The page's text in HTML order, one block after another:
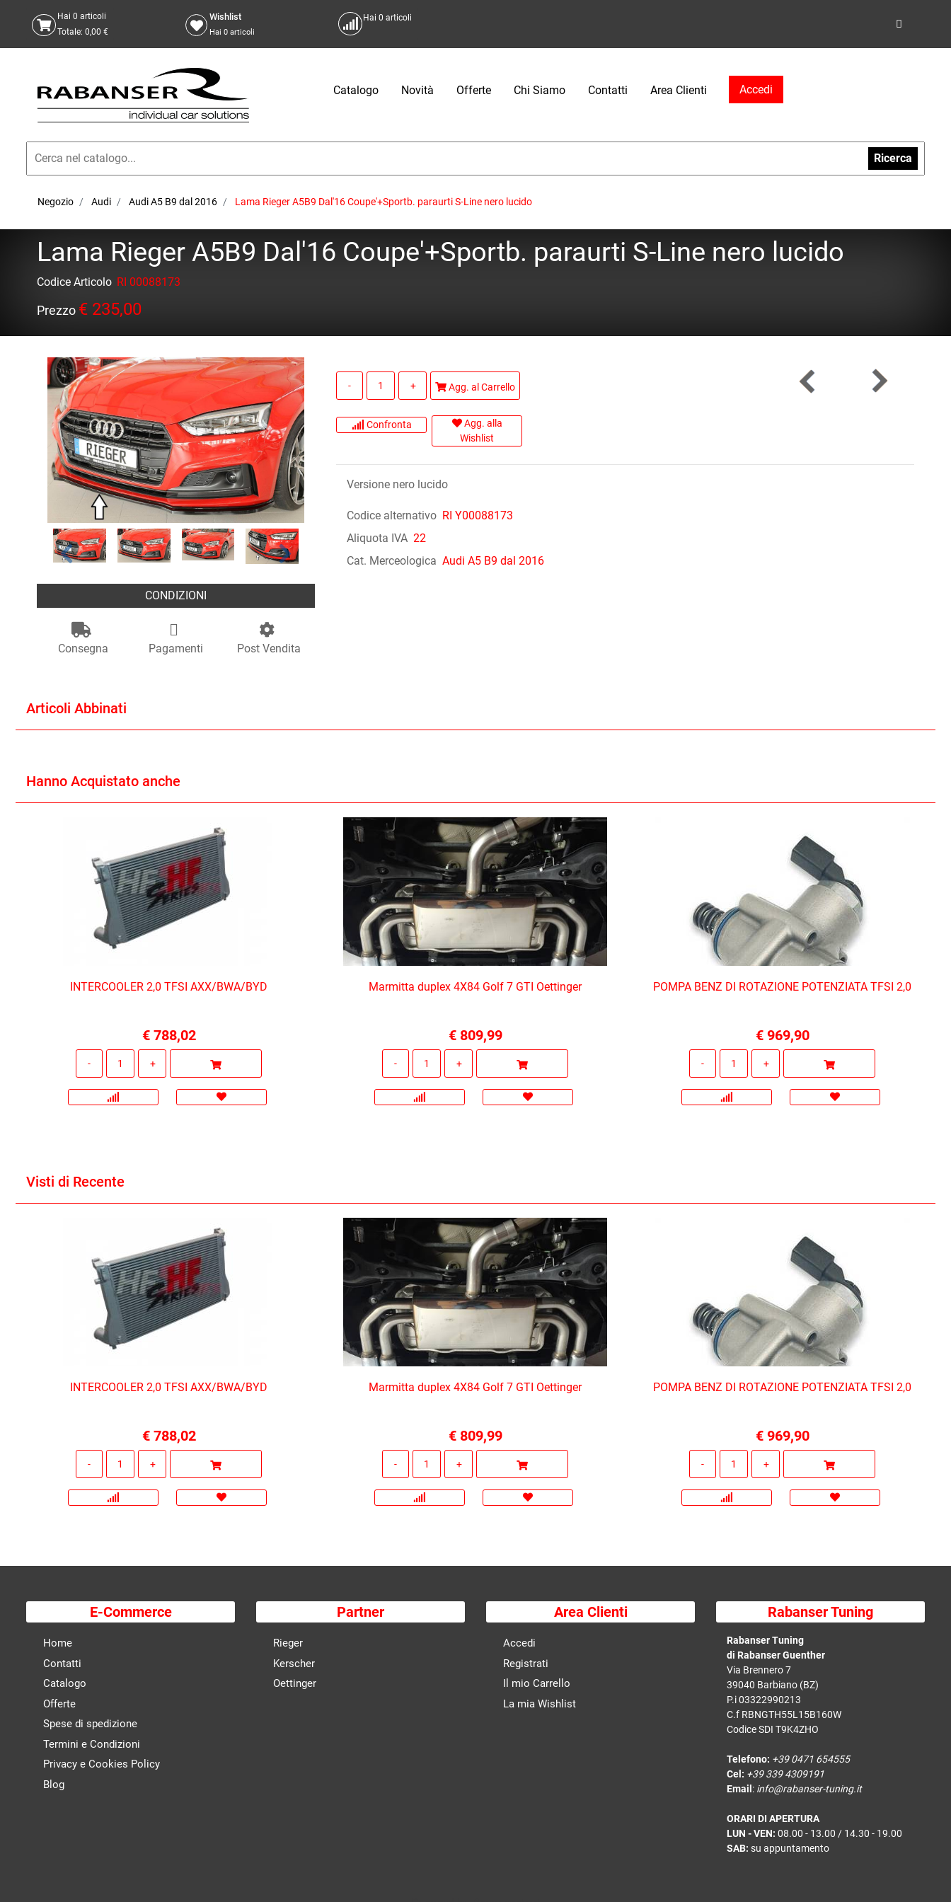
Hai 0 articoli
Totale: 0,00 €
Wishlist
Hai 0 articoli
Hai0 articoli
Catalogo Novità Offerte Chi Siamo Contatti Area Clienti Accedi
Ricerca
Negozio Audi Audi A5 B9 dal 2016 Lama Rieger A5B9 Dal'16 Coupe'+Sportb. paraurti S-Line nero lucido
Lama Rieger A5B9 Dal'16 Coupe'+Sportb. paraurti S-Line nero lucido
Codice Articolo RI 00088173
Prezzo € 235,00
CONDIZIONI
Consegna Pagamenti Post Vendita
Quantità
Agg. al Carrello
Confronta
Agg. alla
Wishlist
Versione nero lucido
Codice alternativo RI Y00088173
Aliquota IVA 22
Cat. Merceologica Audi A5 B9 dal 2016
Articoli Abbinati
Hanno Acquistato anche
INTERCOOLER 2,0 TFSI AXX/BWA/BYD
€ 788,02
Marmitta duplex 4X84 Golf 7 GTI Oettinger
€ 809,99
POMPA BENZ DI ROTAZIONE POTENZIATA TFSI 2,0
€ 969,90
Visti di Recente
INTERCOOLER 2,0 TFSI AXX/BWA/BYD
€ 788,02
Marmitta duplex 4X84 Golf 7 GTI Oettinger
€ 809,99
POMPA BENZ DI ROTAZIONE POTENZIATA TFSI 2,0
€ 969,90
E-Commerce
Home
Contatti
Catalogo
Offerte
Spese di spedizione
Termini e Condizioni
Privacy e Cookies Policy
Blog
Partner
Rieger
Kerscher
Oettinger
Area Clienti
Accedi
Registrati
Il mio Carrello
La mia Wishlist
Rabanser Tuning
Rabanser Tuning
di Rabanser Guenther
Via Brennero 7
39040 Barbiano (BZ)
P.i 03322990213
C.f RBNGTH55L15B160W
Codice SDI T9K4ZHO
Telefono: +39 0471 654555
Cel: +39 339 4309191
Email : info@rabanser-tuning.it
ORARI DI APERTURA
LUN - VEN: 08.00 - 13.00 / 14.30 - 19.00
SAB: su appuntamento